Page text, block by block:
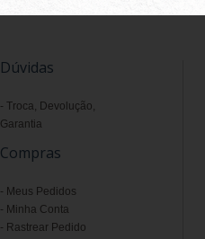
Dúvidas
Troca, Devolução,
Garantia
Compras
Meus Pedidos
Minha Conta
Rastrear Pedido